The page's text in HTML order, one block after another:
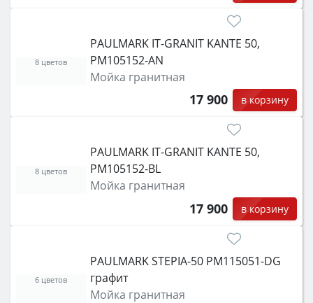
PAULMARK IT-GRANIT KANTE 50,
PM105152-AN
Мойка гранитная
17 900 в корзину
8 цветов
PAULMARK IT-GRANIT KANTE 50,
PM105152-BL
Мойка гранитная
17 900 в корзину
8 цветов
PAULMARK STEPIA-50 PM115051-DG
графит
Мойка гранитная
6 цветов